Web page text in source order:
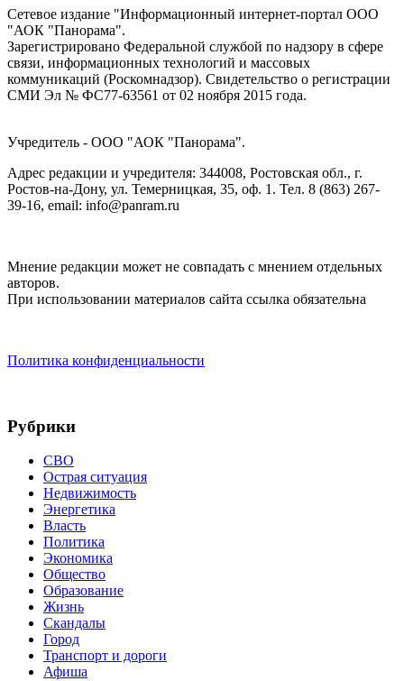
Сетевое издание "Информационный интернет-портал ООО
"АОК "Панорама".
Зарегистрировано Федеральной службой по надзору в сфере
связи, информационных технологий и массовых
коммуникаций (Роскомнадзор). Cвидетельство о регистрации
СМИ Эл № ФС77-63561 от 02 ноября 2015 года.
Учредитель - ООО "АОК "Панорама".
Адрес редакции и учредителя: 344008, Ростовская обл., г.
Ростов-на-Дону, ул. Темерницкая, 35, оф. 1. Тел. 8 (863) 267-
39-16, email: info@panram.ru
Мнение редакции может не совпадать с мнением отдельных
авторов.
При использовании материалов сайта ссылка обязательна
Политика конфиденциальности
Рубрики
СВО
Острая ситуация
Недвижимость
Энергетика
Власть
Политика
Экономика
Общество
Образование
Жизнь
Скандалы
Город
Транспорт и дороги
Афиша